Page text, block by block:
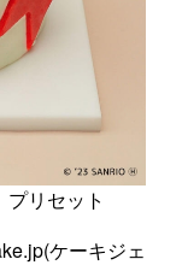
リセット
ケーキジェ